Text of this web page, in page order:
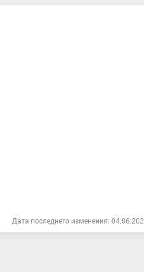
Дата последнего изменения: